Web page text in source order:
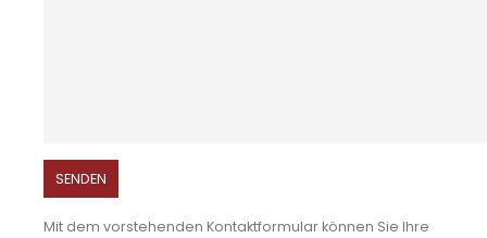
Mit dem vorstehenden Kontaktformular können Sie Ihre